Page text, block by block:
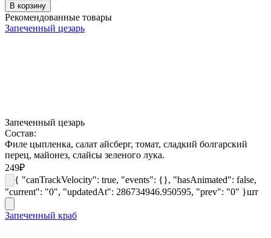
В корзину
Рекомендованные товары
Запеченный цезарь
Запеченный цезарь
Состав:
Филе цыпленка, салат айсберг, томат, сладкий болгарский
перец, майонез, слайсы зеленого лука.
249₽
{ "canTrackVelocity": true, "events": {}, "hasAnimated": false,
"current": "0", "updatedAt": 286734946.950595, "prev": "0" }шт
Запеченный краб